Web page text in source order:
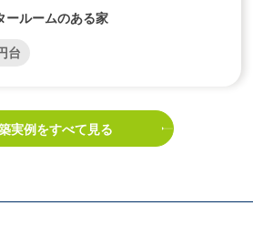
ールームのある家
台
実例をすべて見る